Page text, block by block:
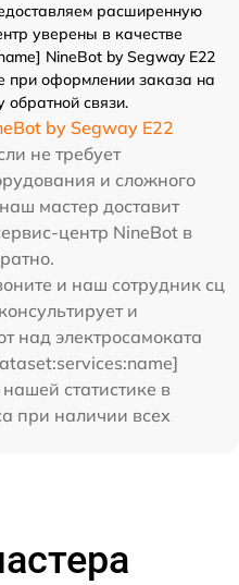
расширенную
уверены в качестве
NineBot by Segway E22
при оформлении заказа на
обратной связи.
by Segway E22
не требует
и сложного
мастер доставит
центр NineBot в
и наш сотрудник сц
и
над электросамоката
статистике в
при наличии всех